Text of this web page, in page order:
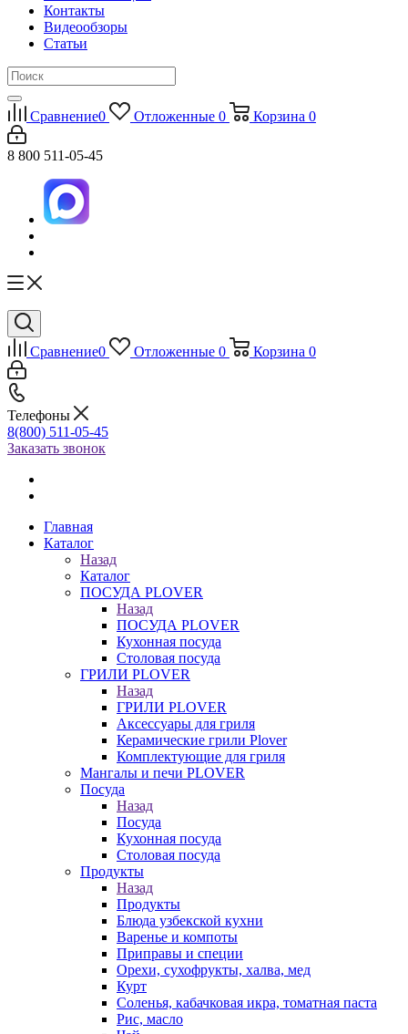
Контакты
Видеообзоры
Статьи
Сравнение0 Отложенные 0 Корзина 0
8 800 511-05-45
Сравнение0 Отложенные 0 Корзина 0
Телефоны
8(800) 511-05-45
Заказать звонок
Главная
Каталог
Назад
Каталог
ПОСУДА PLOVER
Назад
ПОСУДА PLOVER
Кухонная посуда
Столовая посуда
ГРИЛИ PLOVER
Назад
ГРИЛИ PLOVER
Аксессуары для гриля
Керамические грили Plover
Комплектующие для гриля
Мангалы и печи PLOVER
Посуда
Назад
Посуда
Кухонная посуда
Столовая посуда
Продукты
Назад
Продукты
Блюда узбекской кухни
Варенье и компоты
Приправы и специи
Орехи, сухофрукты, халва, мед
Курт
Соленья, кабачковая икра, томатная паста
Рис, масло